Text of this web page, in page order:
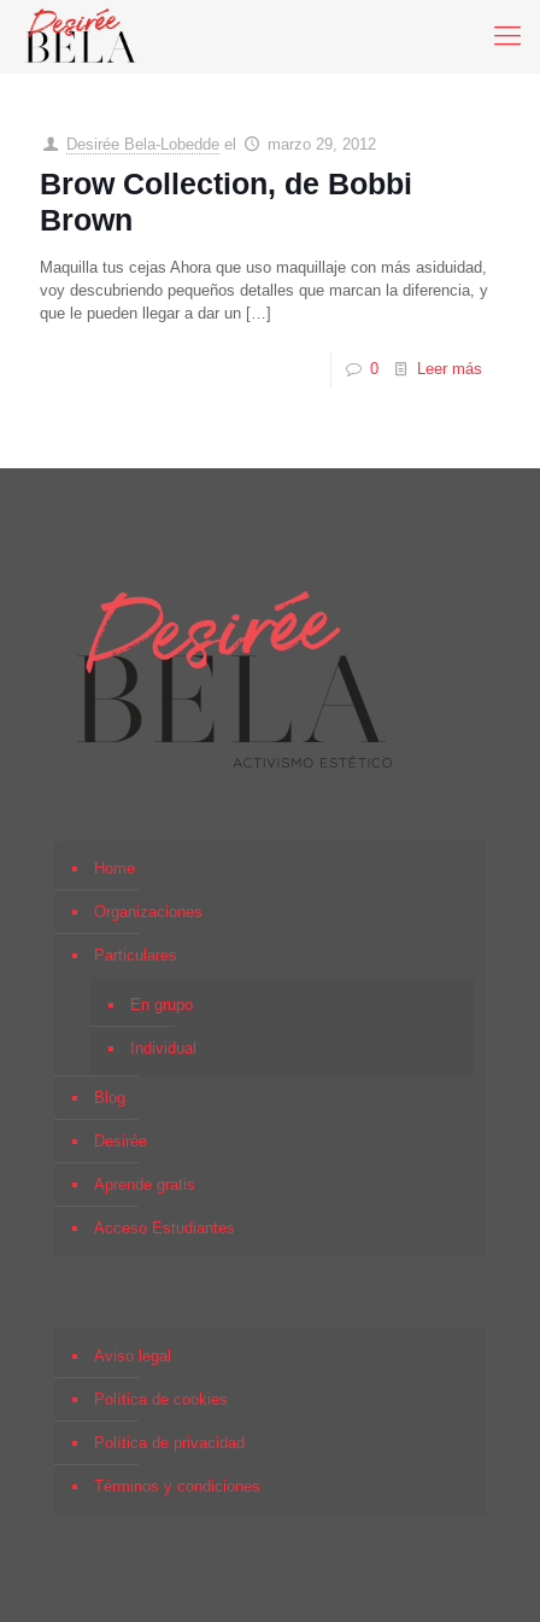
Desirée Bela-Lobedde el marzo 29, 2012
Brow Collection, de Bobbi
Brown
Maquilla tus cejas Ahora que uso maquillaje con más asiduidad,
voy descubriendo pequeños detalles que marcan la diferencia, y
que le pueden llegar a dar un […]
0 Leer más
Home
Organizaciones
Particulares
En grupo
Individual
Blog
Desirée
Aprende gratis
Acceso Estudiantes
Aviso legal
Política de cookies
Política de privacidad
Términos y condiciones